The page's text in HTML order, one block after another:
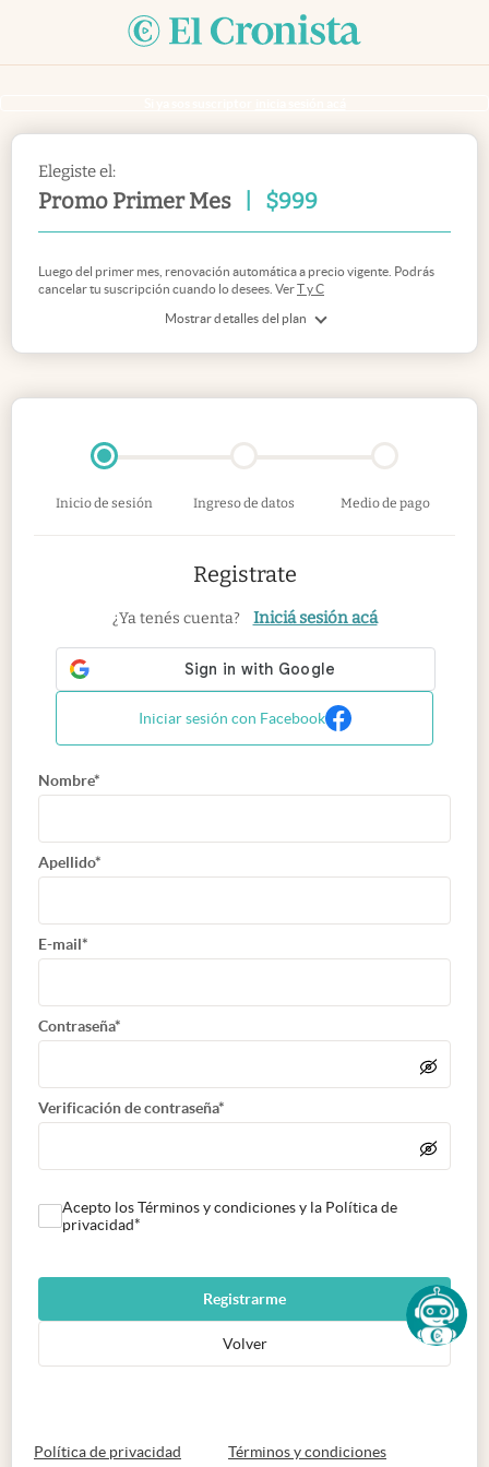
Elegiste el:
Promo Primer Mes $999
Mostrar detalles del plan
Luego del primer mes, renovación automática a precio vigente. Podrás
cancelar tu suscripción cuando lo desees. VerT y C
Inicio de sesión Ingreso de datos Medio de pago
Registrate
¿Ya tenés cuenta? Iniciá sesión acá
Iniciar sesión con Facebook
Nombre*
Apellido*
E-mail*
Contraseña*
Verificación de contraseña*
Acepto los Términos y condiciones y la Política de
privacidad*
Registrarme
Volver
Política de privacidad abre en nueva pestaña
Términos y condicionesabre en nueva